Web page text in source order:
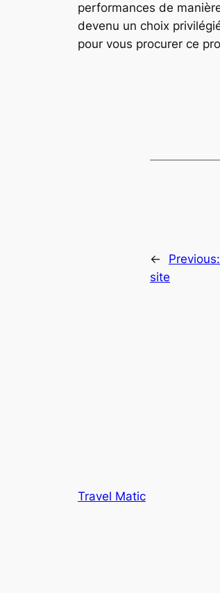
performances de
devenu un choix
pour vous procurer ce
← Previous:
site
Travel Matic